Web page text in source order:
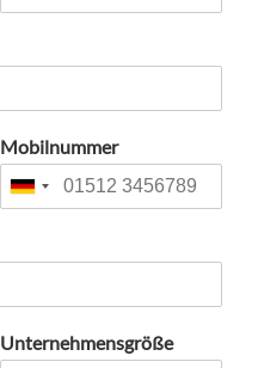
Mobilnummer
Unternehmensgröße